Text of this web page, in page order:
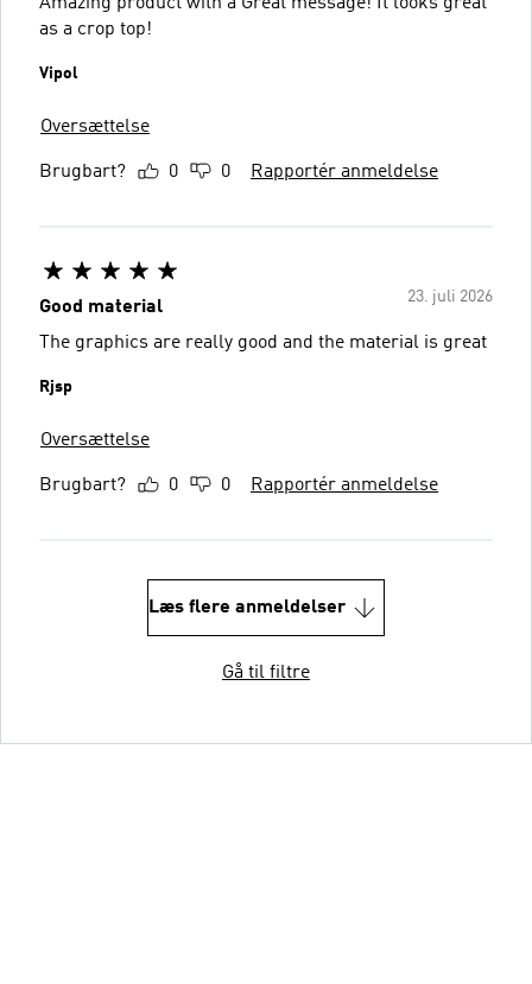
as a crop top!
Vipol
Oversættelse
Brugbart? 0 0 Rapportér anmeldelse
23. juli 2026
Good material
The graphics are really good and the material is great
Rjsp
Oversættelse
Brugbart? 0 0 Rapportér anmeldelse
Læs flere anmeldelser
Gå til filtre